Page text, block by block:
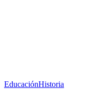
EducaciónHistoria